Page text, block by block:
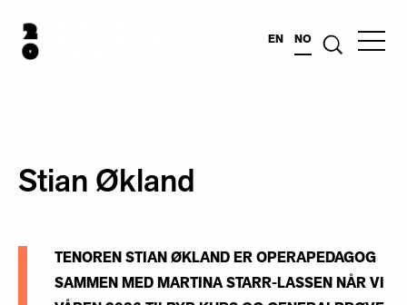
EN NO
Stian Økland
TENOREN STIAN ØKLAND ER OPERAPEDAGOG
SAMMEN MED MARTINA STARR-LASSEN NÅR VI